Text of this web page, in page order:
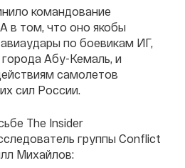
командование
в том, что оно якобы
по боевикам ИГ,
Абу-Кемаль, и
самолетов
сил России.
The Insider
группы Conflict
Михайлов: